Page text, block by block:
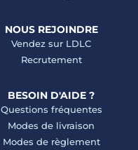
NOUS REJOINDRE
Vendez sur LDLC
Recrutement
BESOIN D'AIDE ?
Questions fréquentes
Modes de livraison
Modes de règlement